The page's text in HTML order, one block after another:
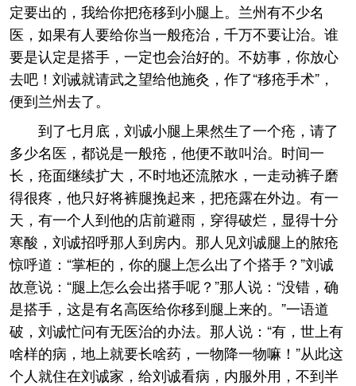
定要出的，我给你把疮移到小腿上。兰州有不少名
医，如果有人要给你当一般疮治，千万不要让治。谁
要是认定是搭手，一定也会治好的。不妨事，你放心
去吧！刘诫就请武之望给他施灸，作了“移疮手术”，
便到兰州去了。
到了七月底，刘诚小腿上果然生了一个疮，请了
多少名医，都说是一般疮，他便不敢叫治。时间一
长，疮面继续扩大，不时地还流脓水，一走动裤子磨
得很疼，他只好将裤腿挽起来，把疮露在外边。有一
天，有一个人到他的店前避雨，穿得破烂，显得十分
寒酸，刘诚招呼那人到房内。那人见刘诚腿上的脓疮
惊呼道：“掌柜的，你的腿上怎么出了个搭手？”刘诚
故意说：“腿上怎么会出搭手呢？”那人说：“没错，确
是搭手，这是有名高医给你移到腿上来的。”一语道
破，刘诚忙问有无医治的办法。那人说：“有，世上有
啥样的病，地上就要长啥药，一物降一物嘛！”从此这
个人就住在刘诚家，给刘诚看病，内服外用，不到半